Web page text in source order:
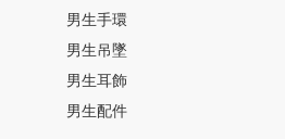
男生手環
男生吊墜
男生耳飾
男生配件